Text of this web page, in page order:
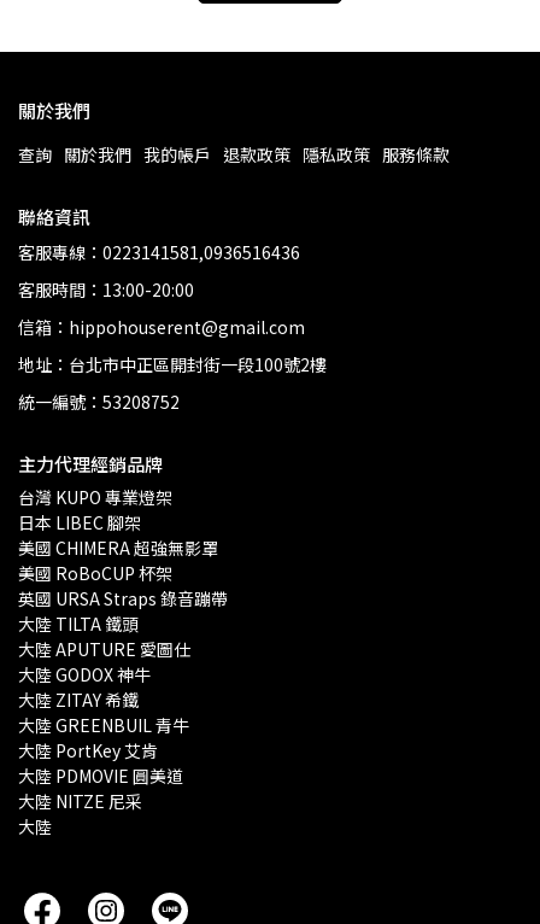
關於我們
查詢 關於我們 我的帳戶 退款政策 隱私政策 服務條款
聯絡資訊
客服專線：0223141581,0936516436
客服時間：13:00-20:00
信箱：hippohouserent@gmail.com
地址：台北市中正區開封街一段100號2樓
統一編號：53208752
主力代理經銷品牌
台灣 KUPO 專業燈架
日本 LIBEC 腳架
美國 CHIMERA 超強無影罩
美國 RoBoCUP 杯架
英國 URSA Straps 錄音蹦帶
大陸 TILTA 鐵頭
大陸 APUTURE 愛圖仕
大陸 GODOX 神牛
大陸 ZITAY 希鐵
大陸 GREENBUIL 青牛
大陸 PortKey 艾肯
大陸 PDMOVIE 圓美道
大陸 NITZE 尼采
大陸